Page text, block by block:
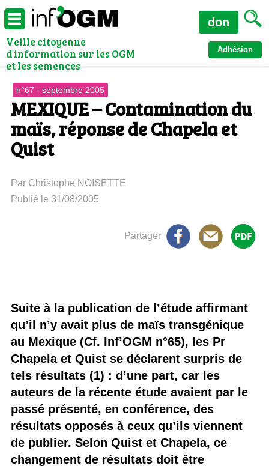
Veille citoyenne
d'information sur les OGM
et les semences
Adhésion
don
n°67 - septembre 2005
MEXIQUE – Contamination du
maïs, réponse de Chapela et
Quist
Par Christophe NOISETTE
Publié le 31/08/2005
Partager
Suite à la publication de l’étude affirmant
qu’il n’y avait plus de maïs transgénique
au Mexique (Cf. Inf’OGM n°65), les Pr
Chapela et Quist se déclarent surpris de
tels résultats (1) : d’une part, car les
auteurs de la récente étude avaient par le
passé présenté, en conférence, des
résultats opposés à ceux qu’ils viennent
de publier. Selon Quist et Chapela, ce
changement de résultats doit être